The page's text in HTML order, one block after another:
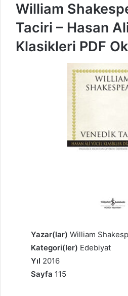
William
Taciri – Hasan
Klasikleri PDF
Yazar(lar) William
Kategori(ler) Edebiyat
Yıl 2016
Sayfa 115